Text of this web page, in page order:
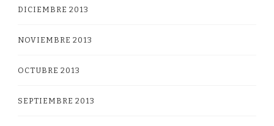
DICIEMBRE 2013
NOVIEMBRE 2013
OCTUBRE 2013
SEPTIEMBRE 2013